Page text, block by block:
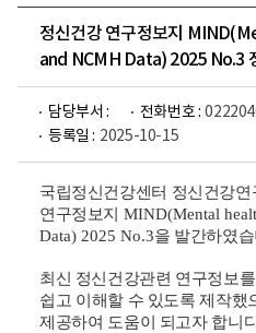
정신건강 연구정보지
and NCMH Data) 2025 No.3
담당부서 : 전화번호 :
등록일 : 2025-10-15
국립정신건강센터 정신건강
연구정보지 MIND(Mental
Data) 2025 No.3을 발간하였
최신 정신건강관련 연구정보
쉽고 이해할 수 있도록 제작했
제공하여 도움이 되고자 합니